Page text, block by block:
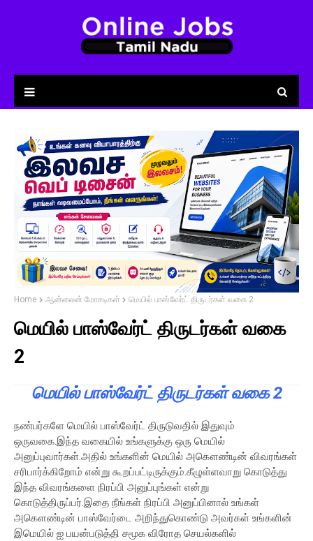
Home ஆன்லைன் மோசடிகள் மெயில் பாஸ்வேர்ட் திருடர்கள் வகை 2
மெயில் பாஸ்வேர்ட் திருடர்கள் வகை
2
மெயில் பாஸ்வேர்ட் திருடர்கள் வகை 2
நண்பர்களே மெயில் பாஸ்வேர்ட் திருடுவதில் இதுவும்
ஒருவகை.இந்த வகையில் உங்களுக்கு ஒரு மெயில்
அனுப்புவார்கள்.அதில் உங்களின் மெயில் அகௌண்டின் விவரங்கள்
சரிபார்க்கிறோம் என்று கூறப்பட்டிருக்கும்.கீழுள்ளவாறு கொடுத்து
இந்த விவரங்களை நிரப்பி அனுப்புங்கள் என்று
கொடுத்திருப்பர்.இதை நீங்கள் நிரப்பி அனுப்பினால் உங்கள்
அகௌண்டின் பாஸ்வேர்டை அறிந்துகொண்டு அவர்கள் உங்களின்
இமெயில் ஐ பயன்படுத்தி சமூக விரோத செயல்களில்